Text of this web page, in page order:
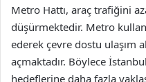
Metro Hattı, araç trafiğini
düşürmektedir. Metro
ederek çevre dostu ulaşım
açmaktadır. Böylece
hedeflerine daha fazla